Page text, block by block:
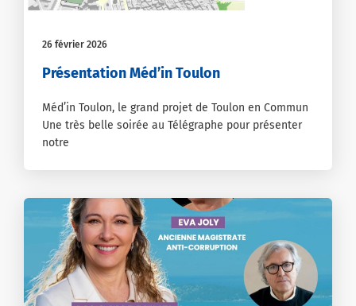
26 février 2026
Présentation Méd’in Toulon
Méd’in Toulon, le grand projet de Toulon en Commun
Une très belle soirée au Télégraphe pour présenter
notre